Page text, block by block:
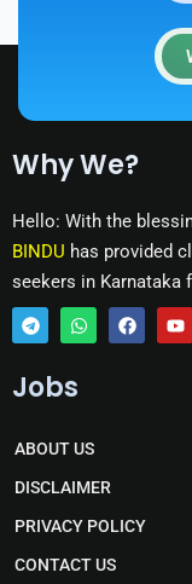
Why We?
Hello: With the
BINDU has provided
seekers in Karnataka
T
l
r
a
m
W
a
a
p
p
F Y
Jobs
ABOUT US
DISCLAIMER
PRIVACY POLICY
CONTACT US